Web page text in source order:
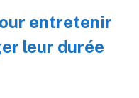
entretenir
leur durée